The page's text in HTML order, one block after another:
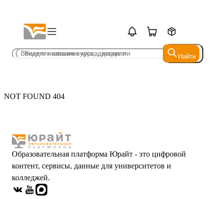
Найти
Найти
NOT FOUND 404
Образовательная платформа Юрайт - это цифровой
контент, сервисы, данные для университетов и
колледжей.